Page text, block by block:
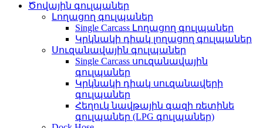
Ծովային գուլպաներ
Լողացող գուլպաներ
Single Carcass Լողացող գուլպաներ
Կրկնակի դիակ լողացող գուլպաներ
Սուզանավային գուլպաներ
Single Carcass սուզանավային
գուլպաներ
Կրկնակի դիակ սուզանավերի
գուլպաներ
Հեղուկ նավթային գազի ռետինե
գուլպաներ (LPG գուլպաներ)